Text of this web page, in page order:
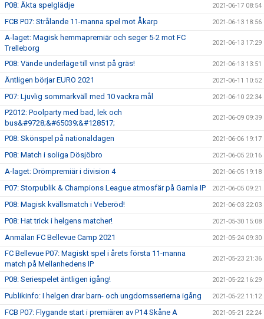
P08: Äkta spelglädje 2021-06-17 08:54
FCB P07: Strålande 11-manna spel mot Åkarp 2021-06-13 18:56
A-laget: Magisk hemmapremiär och seger 5-2 mot FC
Trelleborg
2021-06-13 17:29
P08: Vände underläge till vinst på gräs! 2021-06-13 13:51
Äntligen börjar EURO 2021 2021-06-11 10:52
P07: Ljuvlig sommarkväll med 10 vackra mål 2021-06-10 22:34
P2012: Poolparty med bad, lek och
bus&#9728;&#65039;&#128517;
2021-06-09 09:39
P08: Skönspel på nationaldagen 2021-06-06 19:17
P08: Match i soliga Dösjöbro 2021-06-05 20:16
A-laget: Drömpremiär i division 4 2021-06-05 19:18
P07: Storpublik & Champions League atmosfär på Gamla IP 2021-06-05 09:21
P08: Magisk kvällsmatch i Veberöd! 2021-06-03 22:03
P08: Hat trick i helgens matcher! 2021-05-30 15:08
Anmälan FC Bellevue Camp 2021 2021-05-24 09:30
FC Bellevue P07: Magiskt spel i årets första 11-manna
match på Mellanhedens IP
2021-05-23 21:36
P08: Seriespelet äntligen igång! 2021-05-22 16:29
Publikinfo: I helgen drar barn- och ungdomsserierna igång 2021-05-22 11:12
FCB P07: Flygande start i premiären av P14 Skåne A 2021-05-21 22:24